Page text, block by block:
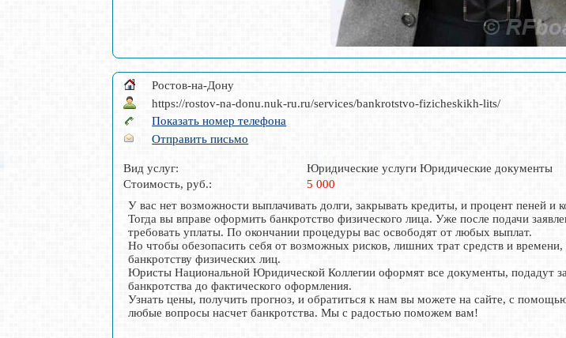
Ростов-на-Дону
https://rostov-na-donu.nuk-ru.ru/services/bankrotstvo-fizicheskikh-lits/
Показать номер телефона
Отправить письмо
Вид услуг:
Юридические услуги Юридические документы
Стоимость, руб.:
5 000
У вас нет возможности выплачивать долги, закрывать кредиты, и процент пеней и
Тогда вы вправе оформить банкротство физического лица. Уже после подачи
требовать уплаты. По окончании процедуры вас освободят от любых выплат.
Но чтобы обезопасить себя от возможных рисков, лишних трат средств и
банкротству физических лиц.
Юристы Национальной Юридической Коллегии оформят все документы, подадут
банкротства до фактического оформления.
Узнать цены, получить прогноз, и обратиться к нам вы можете на сайте, с
любые вопросы насчет банкротства. Мы с радостью поможем вам!